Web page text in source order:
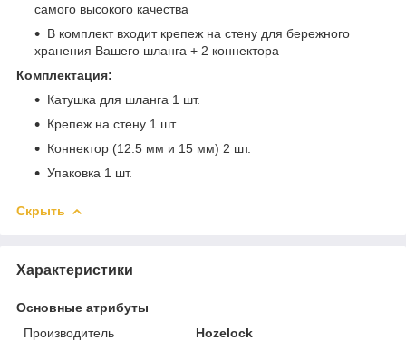
самого высокого качества
В комплект входит крепеж на стену для бережного
хранения Вашего шланга + 2 коннектора
Комплектация:
Катушка для шланга 1 шт.
Крепеж на стену 1 шт.
Коннектор (12.5 мм и 15 мм) 2 шт.
Упаковка 1 шт.
Скрыть
Характеристики
Основные атрибуты
Производитель
Hozelock